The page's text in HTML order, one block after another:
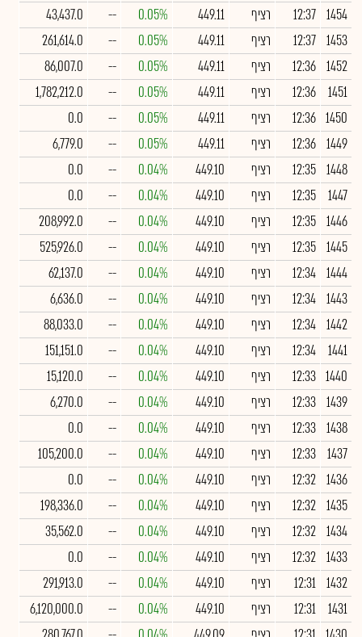
1454
12:37 רציף 449.11
0.05%
--
43,437.0
1453
12:37 רציף 449.11
0.05%
--
261,614.0
1452
12:36 רציף 449.11
0.05%
--
86,007.0
1451
12:36 רציף 449.11
0.05%
--
1,782,212.0
1450
12:36 רציף 449.11
0.05%
--
0.0
1449
12:36 רציף 449.11
0.05%
--
6,779.0
1448
12:35 רציף 449.10
0.04%
--
0.0
1447
12:35 רציף 449.10
0.04%
--
0.0
1446
12:35 רציף 449.10
0.04%
--
208,992.0
1445
12:35 רציף 449.10
0.04%
--
525,926.0
1444
12:34 רציף 449.10
0.04%
--
62,137.0
1443
12:34 רציף 449.10
0.04%
--
6,636.0
1442
12:34 רציף 449.10
0.04%
--
88,033.0
1441
12:34 רציף 449.10
0.04%
--
151,151.0
1440
12:33 רציף 449.10
0.04%
--
15,120.0
1439
12:33 רציף 449.10
0.04%
--
6,270.0
1438
12:33 רציף 449.10
0.04%
--
0.0
1437
12:33 רציף 449.10
0.04%
--
105,200.0
1436
12:32 רציף 449.10
0.04%
--
0.0
1435
12:32 רציף 449.10
0.04%
--
198,336.0
1434
12:32 רציף 449.10
0.04%
--
35,562.0
1433
12:32 רציף 449.10
0.04%
--
0.0
1432
12:31 רציף 449.10
0.04%
--
291,913.0
1431
12:31 רציף 449.10
0.04%
--
6,120,000.0